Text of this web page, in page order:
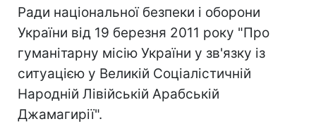
Ради національної безпеки і оборони
України від 19 березня 2011 року "Про
гуманітарну місію України у зв'язку із
ситуацією у Великій Соціалістичній
Народній Лівійській Арабській
Джамагирії".